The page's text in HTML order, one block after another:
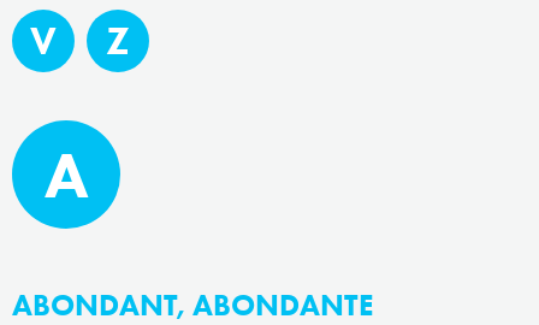
V
Z
A
ABONDANT, ABONDANTE